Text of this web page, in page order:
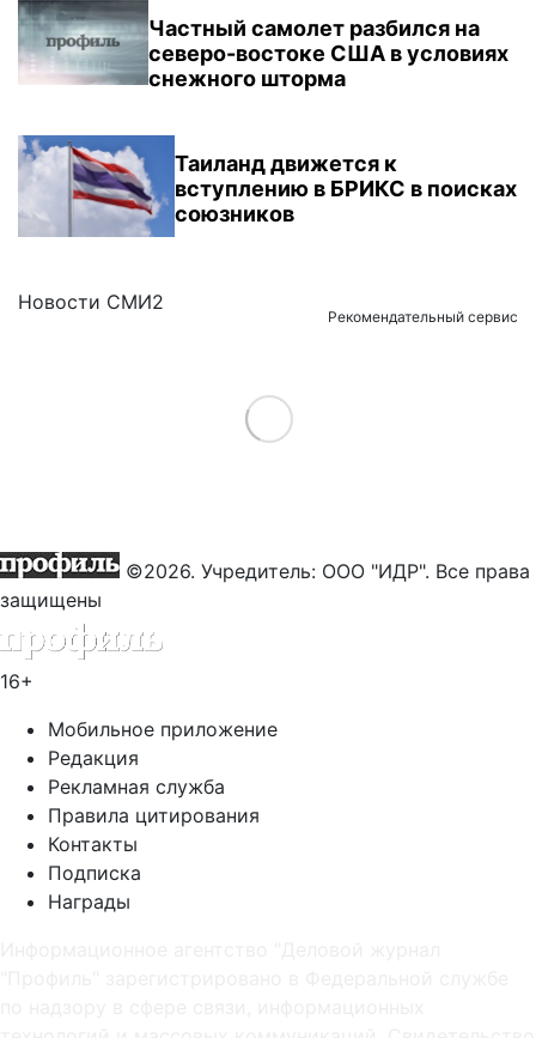
Частный самолет разбился на
северо-востоке США в условиях
снежного шторма
Таиланд движется к
вступлению в БРИКС в поисках
союзников
Новости СМИ2
Рекомендательный сервис
Load More
©2026. Учредитель: ООО "ИДР". Все права
защищены
16+
Мобильное приложение
Редакция
Рекламная служба
Правила цитирования
Контакты
Подписка
Награды